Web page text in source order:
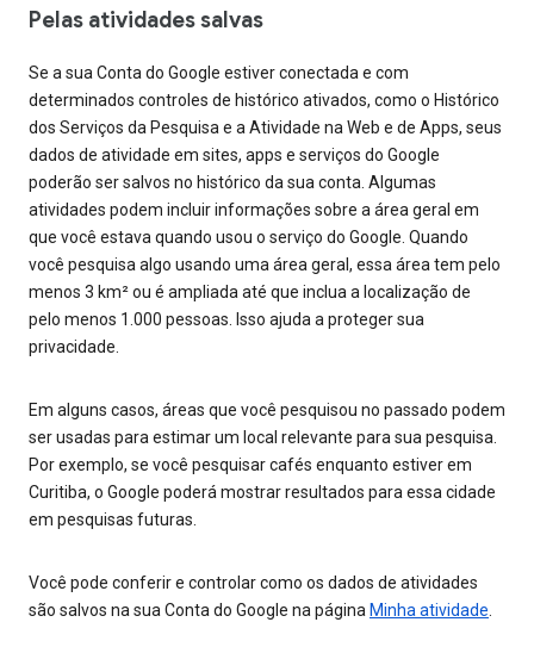
Pelas atividades salvas
Se a sua Conta do Google estiver conectada e com
determinados controles de histórico ativados, como o Histórico
dos Serviços da Pesquisa e a Atividade na Web e de Apps, seus
dados de atividade em sites, apps e serviços do Google
poderão ser salvos no histórico da sua conta. Algumas
atividades podem incluir informações sobre a área geral em
que você estava quando usou o serviço do Google. Quando
você pesquisa algo usando uma área geral, essa área tem pelo
menos 3 km² ou é ampliada até que inclua a localização de
pelo menos 1.000 pessoas. Isso ajuda a proteger sua
privacidade.
Em alguns casos, áreas que você pesquisou no passado podem
ser usadas para estimar um local relevante para sua pesquisa.
Por exemplo, se você pesquisar cafés enquanto estiver em
Curitiba, o Google poderá mostrar resultados para essa cidade
em pesquisas futuras.
Você pode conferir e controlar como os dados de atividades
são salvos na sua Conta do Google na página Minha atividade